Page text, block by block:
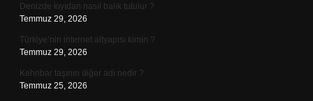
Denizde kıyıdan nasıl balık tutulur ?
Temmuz 29, 2026
Türkiye’nin internet altyapısı kimin ?
Temmuz 29, 2026
Kehribar taşının diğer adı nedir ?
Temmuz 25, 2026